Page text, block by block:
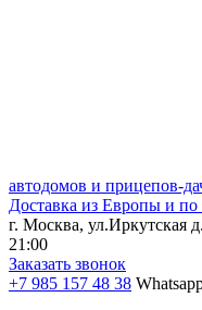
автодомов и прицепов-
Доставка из Европы и по
г. Москва, ул.Иркутская
21:00
Заказать звонок
+7 985 157 48 38